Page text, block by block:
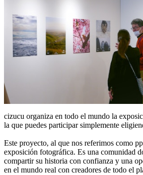
cizucu organiza en todo el mundo la
la que puedes participar simplemente
Este proyecto, al que nos referimos como
exposición fotográfica. Es una comunidad
compartir su historia con confianza y una
en el mundo real con creadores de todo el